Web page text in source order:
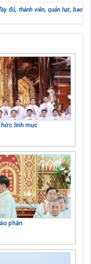
đủ, thành viên, quản hạt,bao
linh mục
phận